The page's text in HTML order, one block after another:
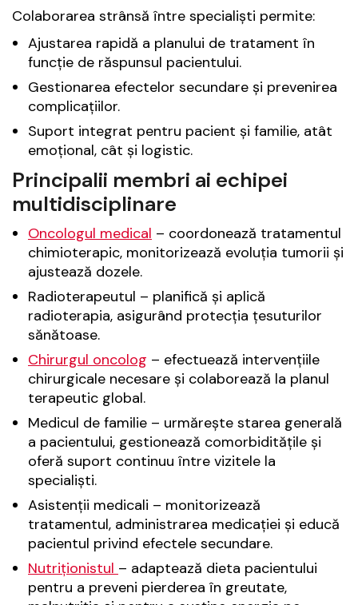
Colaborarea strânsă între specialiști permite:
Ajustarea rapidă a planului de tratament în
funcție de răspunsul pacientului.
Gestionarea efectelor secundare și prevenirea
complicațiilor.
Suport integrat pentru pacient și familie, atât
emoțional, cât și logistic.
Principalii membri ai echipei
multidisciplinare
Oncologul medical – coordonează tratamentul
chimioterapic, monitorizează evoluția tumorii și
ajustează dozele.
Radioterapeutul – planifică și aplică
radioterapia, asigurând protecția țesuturilor
sănătoase.
Chirurgul oncolog – efectuează intervențiile
chirurgicale necesare și colaborează la planul
terapeutic global.
Medicul de familie – urmărește starea generală
a pacientului, gestionează comorbiditățile și
oferă suport continuu între vizitele la
specialiști.
Asistenții medicali – monitorizează
tratamentul, administrarea medicației și educă
pacientul privind efectele secundare.
Nutriționistul – adaptează dieta pacientului
pentru a preveni pierderea în greutate,